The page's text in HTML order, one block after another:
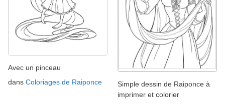
Avec un pinceau
dans Coloriages de Raiponce
Simple dessin de Raiponce à
imprimer et colorier